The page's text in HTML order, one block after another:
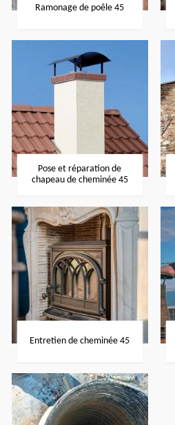
Ramonage de poêle 45
Pose et réparation de
chapeau de cheminée 45
Entretien de cheminée 45